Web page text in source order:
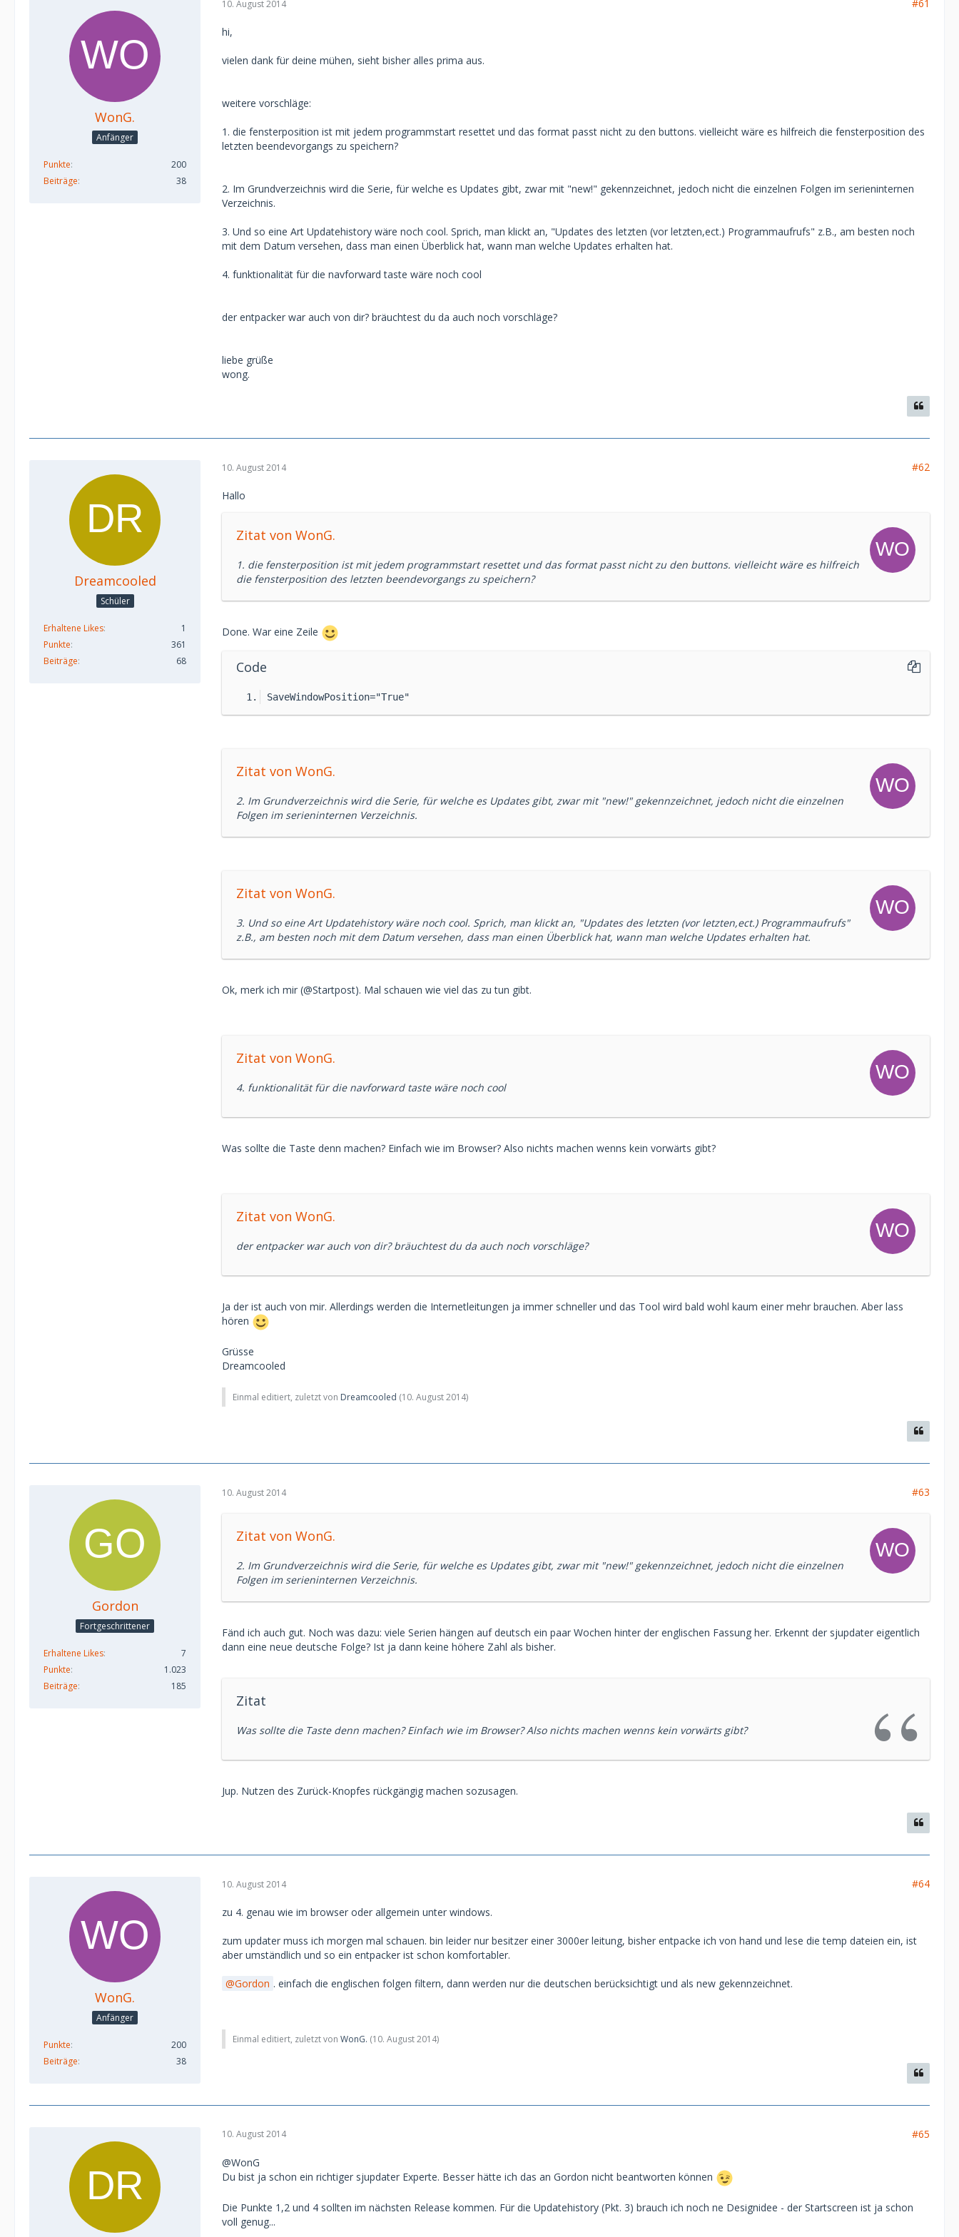
WonG.
Anfänger
Punkte
200
Beiträge
38
10. August 2014 #61
hi,
vielen dank für deine mühen, sieht bisher alles prima aus.
weitere vorschläge:
1. die fensterposition ist mit jedem programmstart resettet und das format passt nicht zu den buttons. vielleicht wäre es hilfreich die fensterposition des
letzten beendevorgangs zu speichern?
2. Im Grundverzeichnis wird die Serie, für welche es Updates gibt, zwar mit "new!" gekennzeichnet, jedoch nicht die einzelnen Folgen im serieninternen
Verzeichnis.
3. Und so eine Art Updatehistory wäre noch cool. Sprich, man klickt an, "Updates des letzten (vor letzten,ect.) Programmaufrufs" z.B., am besten noch
mit dem Datum versehen, dass man einen Überblick hat, wann man welche Updates erhalten hat.
4. funktionalität für die navforward taste wäre noch cool
der entpacker war auch von dir? bräuchtest du da auch noch vorschläge?
liebe grüße
wong.
Dreamcooled
Schüler
Erhaltene Likes
1
Punkte
361
Beiträge
68
10. August 2014 #62
Hallo
Zitat von WonG.
1. die fensterposition ist mit jedem programmstart resettet und das format passt nicht zu den buttons. vielleicht wäre es hilfreich
die fensterposition des letzten beendevorgangs zu speichern?
Done. War eine Zeile
Code
SaveWindowPosition="True"
Zitat von WonG.
2. Im Grundverzeichnis wird die Serie, für welche es Updates gibt, zwar mit "new!" gekennzeichnet, jedoch nicht die einzelnen
Folgen im serieninternen Verzeichnis.
Zitat von WonG.
3. Und so eine Art Updatehistory wäre noch cool. Sprich, man klickt an, "Updates des letzten (vor letzten,ect.) Programmaufrufs"
z.B., am besten noch mit dem Datum versehen, dass man einen Überblick hat, wann man welche Updates erhalten hat.
Ok, merk ich mir (@Startpost). Mal schauen wie viel das zu tun gibt.
Zitat von WonG.
4. funktionalität für die navforward taste wäre noch cool
Was sollte die Taste denn machen? Einfach wie im Browser? Also nichts machen wenns kein vorwärts gibt?
Zitat von WonG.
der entpacker war auch von dir? bräuchtest du da auch noch vorschläge?
Ja der ist auch von mir. Allerdings werden die Internetleitungen ja immer schneller und das Tool wird bald wohl kaum einer mehr brauchen. Aber lass
hören
Grüsse
Dreamcooled
Einmal editiert, zuletzt von Dreamcooled (10. August 2014)
Gordon
Fortgeschrittener
Erhaltene Likes
7
Punkte
1.023
Beiträge
185
10. August 2014 #63
Zitat von WonG.
2. Im Grundverzeichnis wird die Serie, für welche es Updates gibt, zwar mit "new!" gekennzeichnet, jedoch nicht die einzelnen
Folgen im serieninternen Verzeichnis.
Fänd ich auch gut. Noch was dazu: viele Serien hängen auf deutsch ein paar Wochen hinter der englischen Fassung her. Erkennt der sjupdater eigentlich
dann eine neue deutsche Folge? Ist ja dann keine höhere Zahl als bisher.
Zitat
Was sollte die Taste denn machen? Einfach wie im Browser? Also nichts machen wenns kein vorwärts gibt?
Jup. Nutzen des Zurück-Knopfes rückgängig machen sozusagen.
WonG.
Anfänger
Punkte
200
Beiträge
38
10. August 2014 #64
zu 4. genau wie im browser oder allgemein unter windows.
zum updater muss ich morgen mal schauen. bin leider nur besitzer einer 3000er leitung, bisher entpacke ich von hand und lese die temp dateien ein, ist
aber umständlich und so ein entpacker ist schon komfortabler.
Gordon . einfach die englischen folgen filtern, dann werden nur die deutschen berücksichtigt und als new gekennzeichnet.
Einmal editiert, zuletzt von WonG. (10. August 2014)
10. August 2014 #65
@WonG
Du bist ja schon ein richtiger sjupdater Experte. Besser hätte ich das an Gordon nicht beantworten können
Die Punkte 1,2 und 4 sollten im nächsten Release kommen. Für die Updatehistory (Pkt. 3) brauch ich noch ne Designidee - der Startscreen ist ja schon
voll genug...